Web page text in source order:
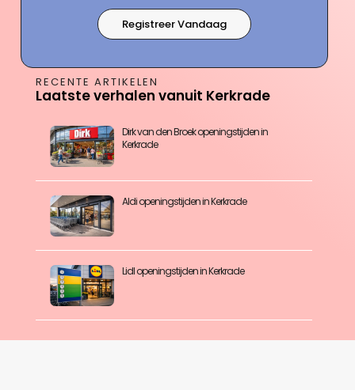
Registreer Vandaag
RECENTE ARTIKELEN
Laatste verhalen vanuit Kerkrade
Dirk van den Broek openingstijden in
Kerkrade
Aldi openingstijden in Kerkrade
Lidl openingstijden in Kerkrade